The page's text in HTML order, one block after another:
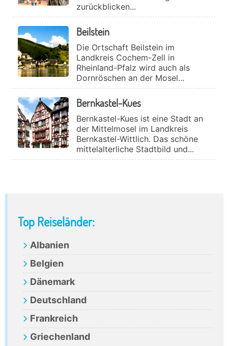
zurückblicken...
Beilstein
Die Ortschaft Beilstein im
Landkreis Cochem-Zell in
Rheinland-Pfalz wird auch als
Dornröschen an der Mosel...
Bernkastel-Kues
Bernkastel-Kues ist eine Stadt an
der Mittelmosel im Landkreis
Bernkastel-Wittlich. Das schöne
mittelalterliche Stadtbild und...
Primary
Sidebar
Top Reiseländer:
Albanien
Belgien
Dänemark
Deutschland
Frankreich
Griechenland